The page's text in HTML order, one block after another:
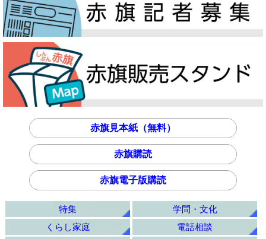
赤旗見本紙（無料）
赤旗購読
赤旗電子版購読
特集
学問・文化
くらし家庭
電話相談